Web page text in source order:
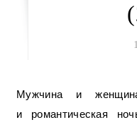
Мужчина и женщина знакомятся в сочельник,
и романтическая